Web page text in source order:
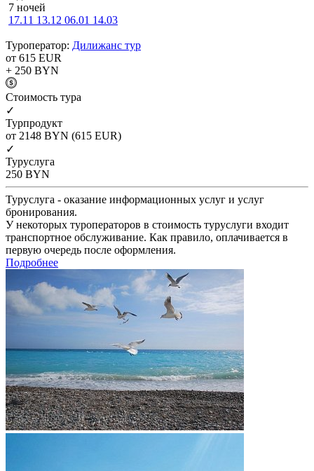
7 ночей
17.11 13.12 06.01 14.03
Туроператор: Дилижанс тур
от 615 EUR
+ 250 BYN
Cтоимость тура
✓
Турпродукт
от 2148 BYN (615 EUR)
✓
Туруслуга
250 BYN
Туруслуга - оказание информационных услуг и услуг
бронирования.
У некоторых туроператоров в стоимость туруслуги входит
транспортное обслуживание. Как правило, оплачивается в
первую очередь после оформления.
Подробнее